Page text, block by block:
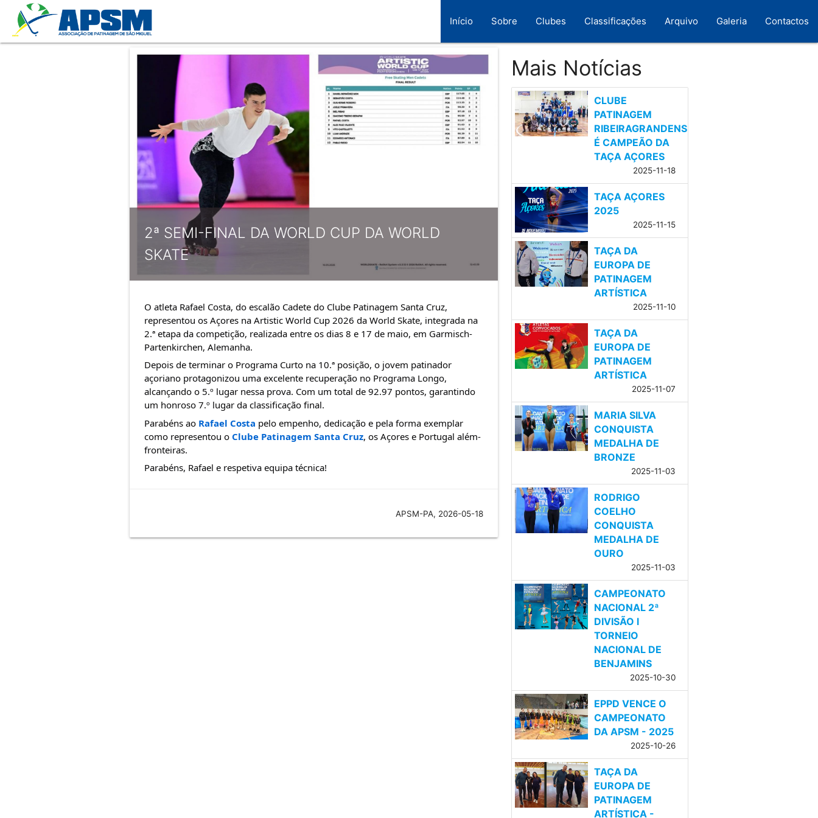
Início Sobre Clubes Classificações Arquivo Galeria Contactos
2ª SEMI-FINAL DA WORLD CUP DA WORLD
SKATE
O atleta Rafael Costa, do escalão Cadete do Clube Patinagem Santa Cruz,
representou os Açores na Artistic World Cup 2026 da World Skate, integrada na
2.ª etapa da competição, realizada entre os dias 8 e 17 de maio, em Garmisch-
Partenkirchen, Alemanha.
Depois de terminar o Programa Curto na 10.ª posição, o jovem patinador
açoriano protagonizou uma excelente recuperação no Programa Longo,
alcançando o 5.º lugar nessa prova. Com um total de 92.97 pontos, garantindo
um honroso 7.º lugar da classificação final.
Parabéns ao Rafael Costa pelo empenho, dedicação e pela forma exemplar
como representou o Clube Patinagem Santa Cruz, os Açores e Portugal além-
fronteiras.
Parabéns, Rafael e respetiva equipa técnica!
APSM-PA, 2026-05-18
Mais Notícias
CLUBE
PATINAGEM
RIBEIRAGRANDENSE
É CAMPEÃO DA
TAÇA AÇORES
2025-11-18
TAÇA AÇORES
2025
2025-11-15
TAÇA DA
EUROPA DE
PATINAGEM
ARTÍSTICA
2025-11-10
TAÇA DA
EUROPA DE
PATINAGEM
ARTÍSTICA
2025-11-07
MARIA SILVA
CONQUISTA
MEDALHA DE
BRONZE
2025-11-03
RODRIGO
COELHO
CONQUISTA
MEDALHA DE
OURO
2025-11-03
CAMPEONATO
NACIONAL 2ª
DIVISÃO l
TORNEIO
NACIONAL DE
BENJAMINS
2025-10-30
EPPD VENCE O
CAMPEONATO
DA APSM - 2025
2025-10-26
TAÇA DA
EUROPA DE
PATINAGEM
ARTÍSTICA -